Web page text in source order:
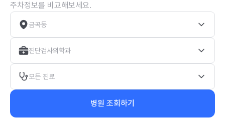
주차정보를 비교해보세요.
금곡동
진단검사의학과
모든 진료
병원 조회하기